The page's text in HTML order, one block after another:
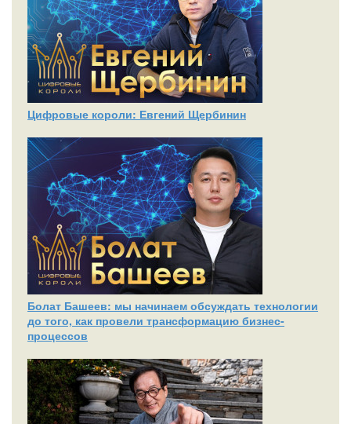
Цифровые короли: Евгений Щербинин
Болат Башеев: мы начинаем обсуждать технологии
до того, как провели трансформацию бизнес-
процессов